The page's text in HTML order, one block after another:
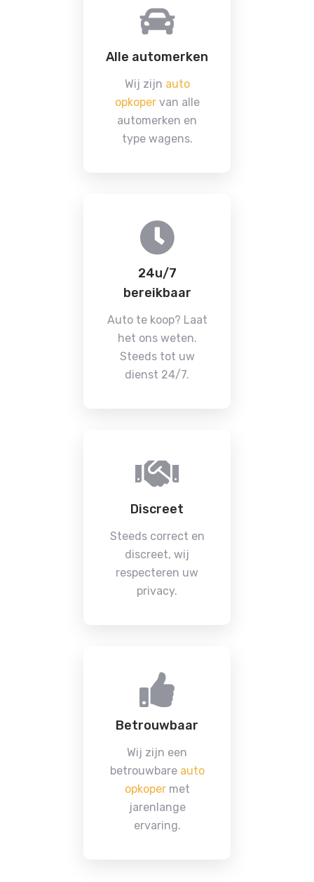
Alle automerken
Wij zijn auto
opkopervan alle
automerken en
type wagens.
24u/7
bereikbaar
Auto te koop? Laat
het ons weten.
Steeds tot uw
dienst 24/7.
Discreet
Steeds correct en
discreet, wij
respecteren uw
privacy.
Betrouwbaar
Wij zijn een
betrouwbare auto
opkopermet
jarenlange
ervaring.